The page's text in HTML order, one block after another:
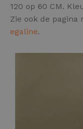
120 op 60 CM.
Zie ook de pagina
egaline.